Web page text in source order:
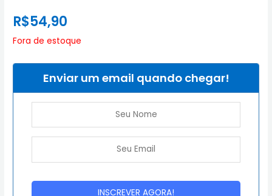
R$54,90
Fora de estoque
Enviar um email quando chegar!